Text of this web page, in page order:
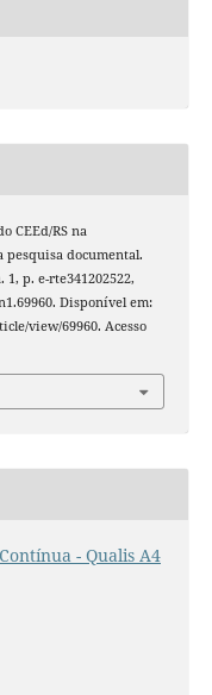
CEEd/RS na
pesquisa documental.
1, p. e-rte341202522,
Disponível em:
view/69960. Acesso
- Qualis A4